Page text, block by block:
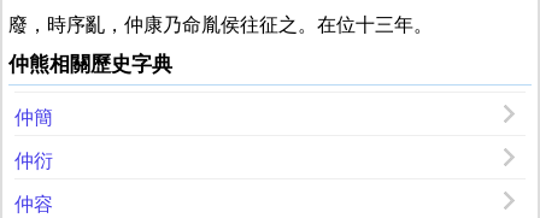
廢，時序亂，仲康乃命胤侯往征之。在位十三年。
仲熊相關歷史字典
仲簡
仲衍
仲容